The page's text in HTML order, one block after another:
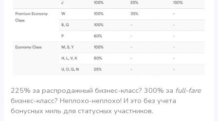
225% за распродажный бизнес-класс? 300% за full-fare
бизнес-класс? Неплохо-неплохо! И это без учета
бонусных миль для статусных участников.